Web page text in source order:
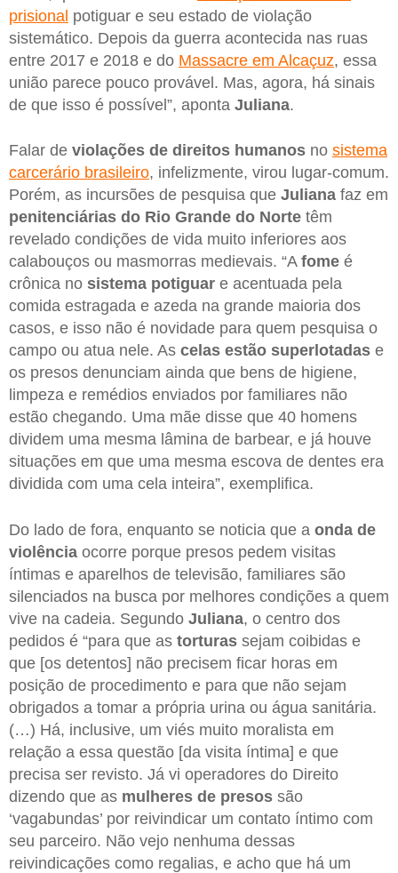
prisional potiguar e seu estado de violação
sistemático. Depois da guerra acontecida nas ruas
entre 2017 e 2018 e do Massacre em Alcaçuz, essa
união parece pouco provável. Mas, agora, há sinais
de que isso é possível”, aponta Juliana.
Falar de violações de direitos humanos no sistema
carcerário brasileiro, infelizmente, virou lugar-comum.
Porém, as incursões de pesquisa que Juliana faz em
penitenciárias do Rio Grande do Norte têm
revelado condições de vida muito inferiores aos
calabouços ou masmorras medievais. “A fome é
crônica no sistema potiguar e acentuada pela
comida estragada e azeda na grande maioria dos
casos, e isso não é novidade para quem pesquisa o
campo ou atua nele. As celas estão superlotadas e
os presos denunciam ainda que bens de higiene,
limpeza e remédios enviados por familiares não
estão chegando. Uma mãe disse que 40 homens
dividem uma mesma lâmina de barbear, e já houve
situações em que uma mesma escova de dentes era
dividida com uma cela inteira”, exemplifica.
Do lado de fora, enquanto se noticia que a onda de
violência ocorre porque presos pedem visitas
íntimas e aparelhos de televisão, familiares são
silenciados na busca por melhores condições a quem
vive na cadeia. Segundo Juliana, o centro dos
pedidos é “para que as torturas sejam coibidas e
que [os detentos] não precisem ficar horas em
posição de procedimento e para que não sejam
obrigados a tomar a própria urina ou água sanitária.
(…) Há, inclusive, um viés muito moralista em
relação a essa questão [da visita íntima] e que
precisa ser revisto. Já vi operadores do Direito
dizendo que as mulheres de presos são
‘vagabundas’ por reivindicar um contato íntimo com
seu parceiro. Não vejo nenhuma dessas
reivindicações como regalias, e acho que há um